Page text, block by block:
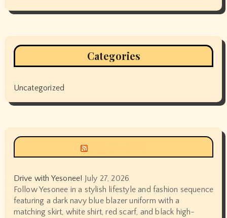
Categories
Uncategorized
Drive with Yesonee! July 27, 2026
Follow Yesonee in a stylish lifestyle and fashion sequence
featuring a dark navy blue blazer uniform with a
matching skirt, white shirt, red scarf, and black high-